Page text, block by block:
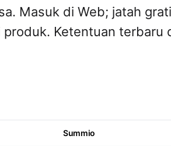
Masuk di Web; jatah
Ketentuan terbaru
Summio